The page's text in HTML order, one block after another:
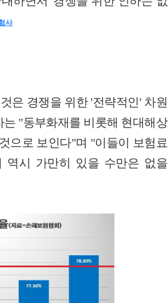
사
은 경쟁을 위한 '전략적인' 차원
"동부화재를 비롯해 현대해상
으로 보인다"며 "이들이 보험료
역시 가만히 있을 수만은 없을